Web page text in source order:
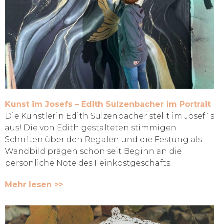
Kunst im Josefs – Edith Sulzenbacher im Portrait
Die Künstlerin Edith Sulzenbacher stellt im Josef´s
aus! Die von Edith gestalteten stimmigen
Schriften über den Regalen und die Festung als
Wandbild prägen schon seit Beginn an die
persönliche Note des Feinkostgeschäfts.
Mehr lesen >>